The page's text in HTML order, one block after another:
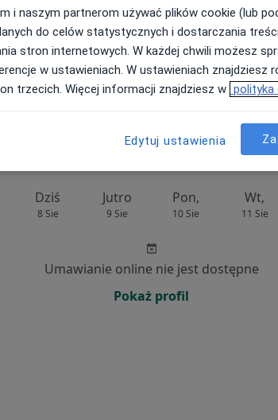
Pokaż adresy z kalendarzem
Dziś
8 Sie
Jutro
9 Sie
Pon,
10 Sie
Wt,
11 Sie
Umawianie online nie jest dostępne
Pokaż profil
i naszym partnerom używać plików cookie (lub
do celów statystycznych i dostarczania
stron internetowych. W każdej chwili możesz
w ustawieniach. W ustawieniach znajdziesz
trzecich. Więcej informacji znajdziesz w polityka
Edytuj ustawienia